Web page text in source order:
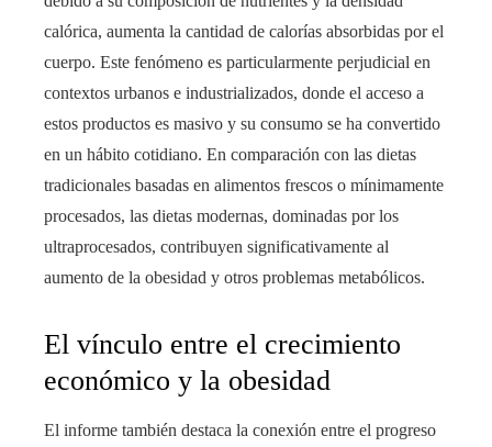
calórica, aumenta la cantidad de calorías absorbidas por el
cuerpo. Este fenómeno es particularmente perjudicial en
contextos urbanos e industrializados, donde el acceso a
estos productos es masivo y su consumo se ha convertido
en un hábito cotidiano. En comparación con las dietas
tradicionales basadas en alimentos frescos o mínimamente
procesados, las dietas modernas, dominadas por los
ultraprocesados, contribuyen significativamente al
aumento de la obesidad y otros problemas metabólicos.
El vínculo entre el crecimiento
económico y la obesidad
El informe también destaca la conexión entre el progreso